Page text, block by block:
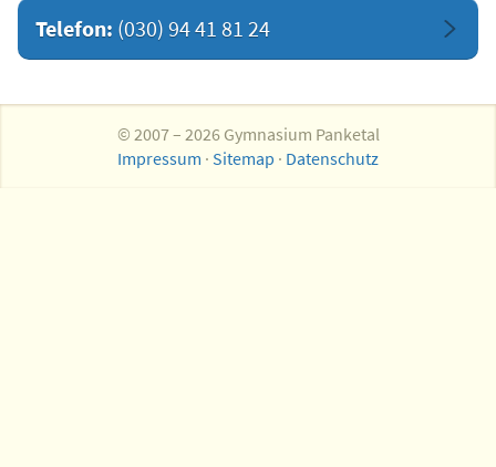
Telefon: (030) 94 41 81 24
© 2007 – 2026 Gymnasium Panketal
Impressum · Sitemap · Datenschutz